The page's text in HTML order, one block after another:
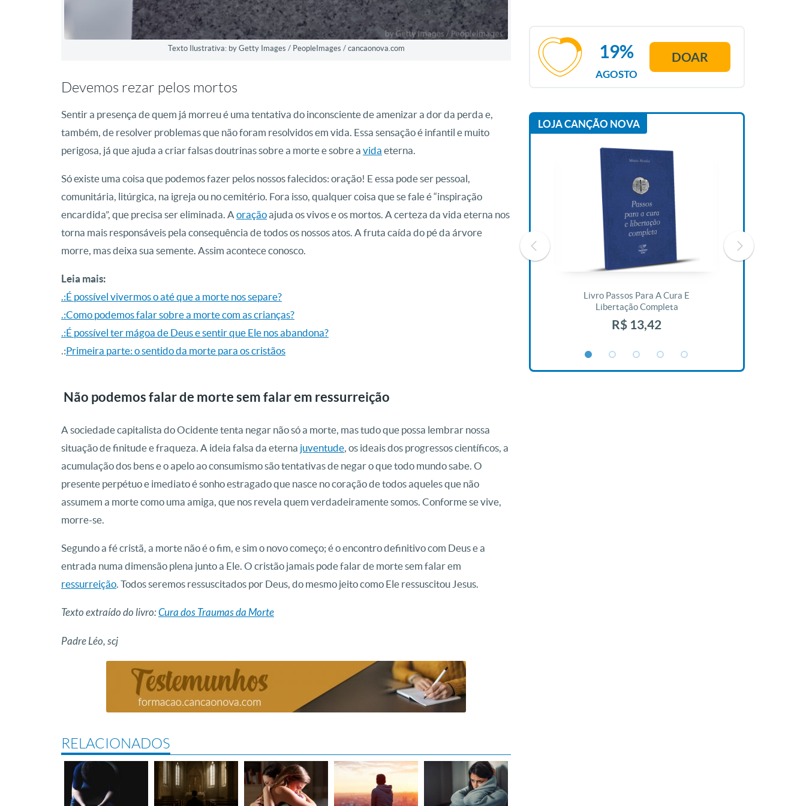
Texto Ilustrativa: by Getty Images / PeopleImages / cancaonova.com
Devemos rezar pelos mortos
Sentir a presença de quem já morreu é uma tentativa do inconsciente de amenizar a dor da perda e,
também, de resolver problemas que não foram resolvidos em vida. Essa sensação é infantil e muito
perigosa, já que ajuda a criar falsas doutrinas sobre a morte e sobre a vida eterna.
Só existe uma coisa que podemos fazer pelos nossos falecidos: oração! E essa pode ser pessoal,
comunitária, litúrgica, na igreja ou no cemitério. Fora isso, qualquer coisa que se fale é “inspiração
encardida”, que precisa ser eliminada. A oraçãoajuda os vivos e os mortos. A certeza da vida eterna nos
torna mais responsáveis pela consequência de todos os nossos atos. A fruta caída do pé da árvore
morre, mas deixa sua semente. Assim acontece conosco.
Leia mais:
.:É possível vivermos o até que a morte nos separe?
.:Como podemos falar sobre a morte com as crianças?
.:É possível ter mágoa de Deus e sentir que Ele nos abandona?
.:Primeira parte: o sentido da morte para os cristãos
Não podemos falar de morte sem falar em ressurreição
A sociedade capitalista do Ocidente tenta negar não só a morte, mas tudo que possa lembrar nossa
situação de finitude e fraqueza. A ideia falsa da eterna juventude, os ideais dos progressos científicos, a
acumulação dos bens e o apelo ao consumismo são tentativas de negar o que todo mundo sabe. O
presente perpétuo e imediato é sonho estragado que nasce no coração de todos aqueles que não
assumem a morte como uma amiga, que nos revela quem verdadeiramente somos. Conforme se vive,
morre-se.
Segundo a fé cristã, a morte não é o fim, e sim o novo começo; é o encontro definitivo com Deus e a
entrada numa dimensão plena junto a Ele. O cristão jamais pode falar de morte sem falar em
ressurreição. Todos seremos ressuscitados por Deus, do mesmo jeito como Ele ressuscitou Jesus.
Texto extraído do livro:Cura dos Traumas da Morte
Padre Léo, scj
RELACIONADOS
AGOSTO
19% DOAR
LOJA CANÇÃO NOVA
Livro Passos Para A Cura E
Libertação Completa
R$ 13,42